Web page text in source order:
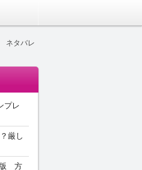
ネタバレ
プレ
厳し
版 方